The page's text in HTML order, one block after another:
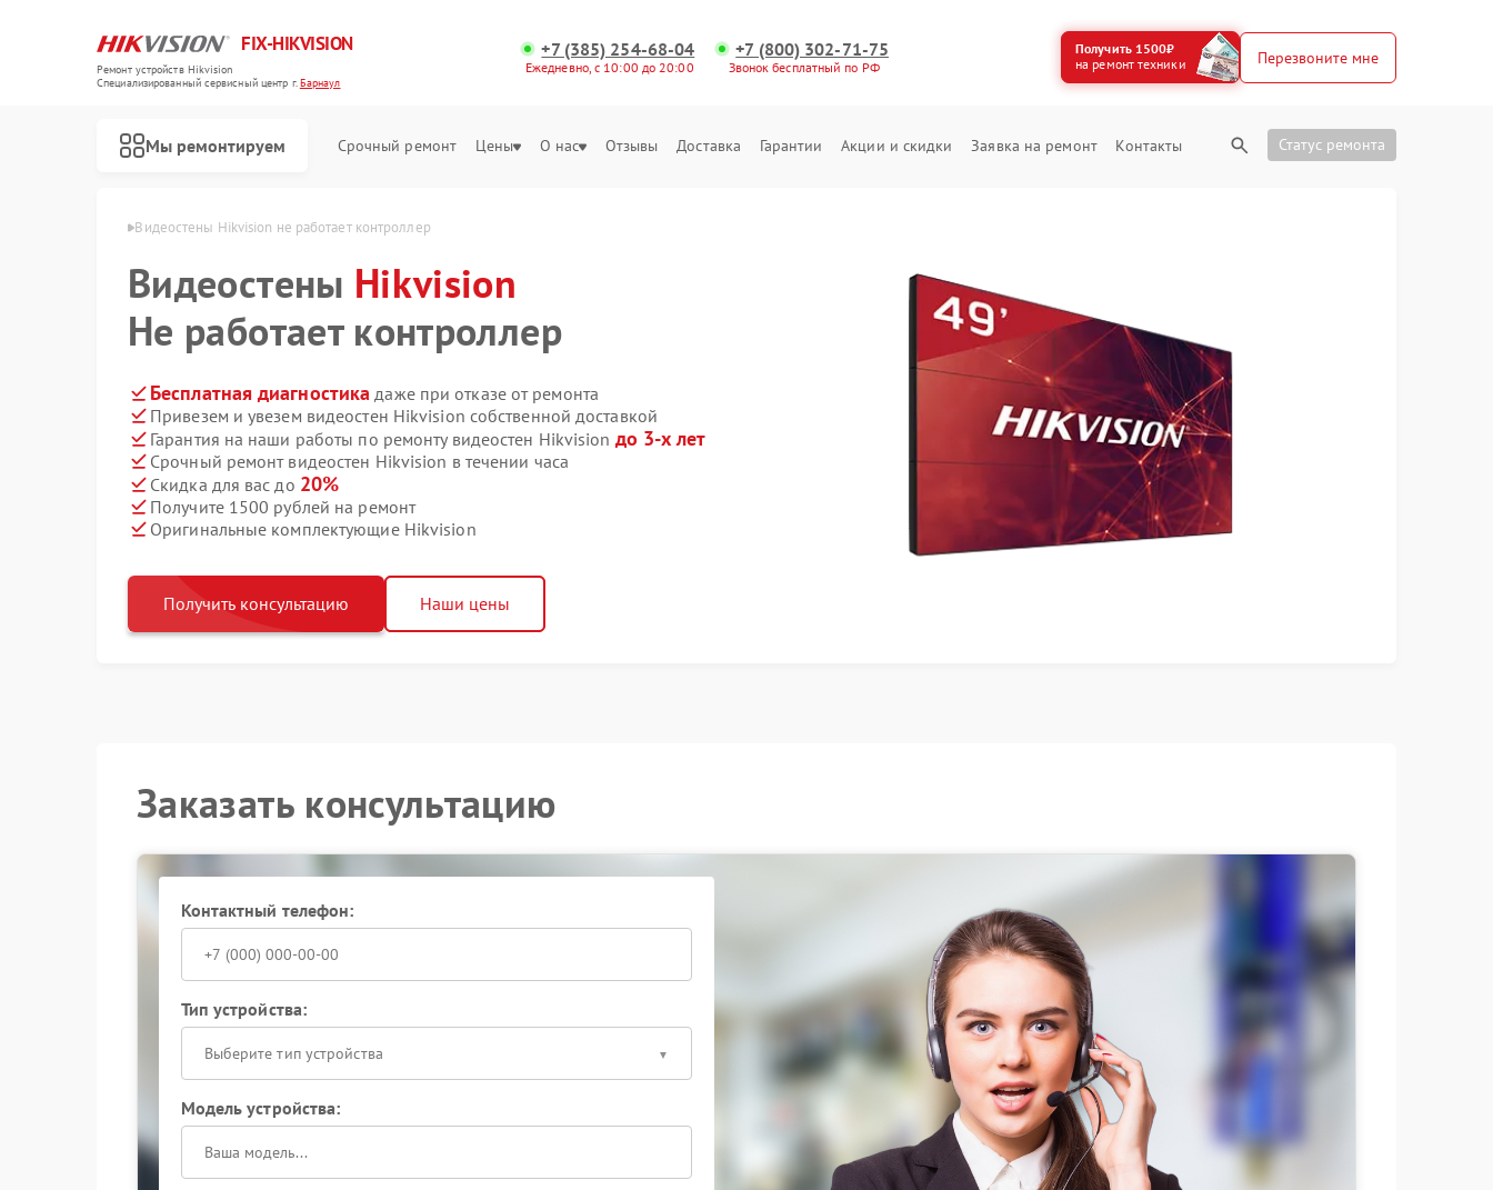
FIX-HIKVISION
Ремонт устройств Hikvision
Специализированный cервисный центр г.Барнаул
+7 (385) 254-68-04
Ежедневно, с 10:00 до 20:00
+7 (800) 302-71-75
Звонок бесплатный по РФ
Получить 1500₽
на ремонт техники
Перезвоните мне
Мы ремонтируем Срочный ремонт Цены О нас Отзывы Доставка Гарантии Акции и скидки Заявка на ремонт Контакты Статус ремонта
в Барнауле Видеостены Hikvision не работает контроллер
Видеостены Hikvision
Не работает контроллер
Бесплатная диагностика даже при отказе от ремонта
Привезем и увезем видеостен Hikvision собственной доставкой
Гарантия на наши работы по ремонту видеостен Hikvision до 3-х лет
Срочный ремонт видеостен Hikvision в течении часа
Скидка для вас до 20%
Получите 1500 рублей на ремонт
Оригинальные комплектующие Hikvision
Получить консультацию Наши цены
Заказать консультацию
Контактный телефон:
Тип устройства:
Выберите тип устройства
Модель устройства: